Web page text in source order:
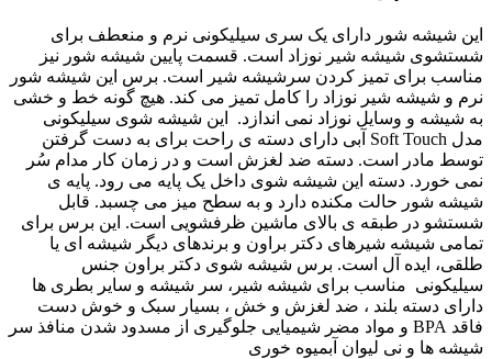
این شیشه شور دارای یک سری سیلیکونی نرم و منعطف برای
شستشوی شیشه شیر نوزاد است. قسمت پایین شیشه شور نیز
مناسب برای تمیز کردن سرشیشه شیر است. برس این شیشه شور
نرم و شیشه شیر نوزاد را کامل تمیز می کند. هیچ گونه خط و خشی
به شیشه و وسایل نوزاد نمی اندازد. این شیشه شوی سیلیکونی
مدل Soft Touch آبی دارای دسته ی راحت برای به دست گرفتن
توسط مادر است. دسته ضد لغزش است و در زمان کار مدام سُر
نمی خورد. دسته این شیشه شوی داخل یک پایه می رود. پایه ی
شیشه شور حالت مکنده دارد و به سطح میز می چسبد. قابل
شستشو در طبقه ی بالای ماشین ظرفشویی است. این برس برای
تمامی شیشه شیرهای دکتر براون و برندهای دیگر شیشه ای یا
طلقی، ایده آل است. برس شیشه شوی دکتر براون جنس
سیلیکونی مناسب برای شیشه شیر، سر شیشه و سایر بطری ها
دارای دسته بلند ، ضد لغزش و خش ، بسیار سبک و خوش دست
فاقد BPA و مواد مضر شیمیایی جلوگیری از مسدود شدن منافذ سر
شیشه ها و نی لیوان آبمیوه خوری